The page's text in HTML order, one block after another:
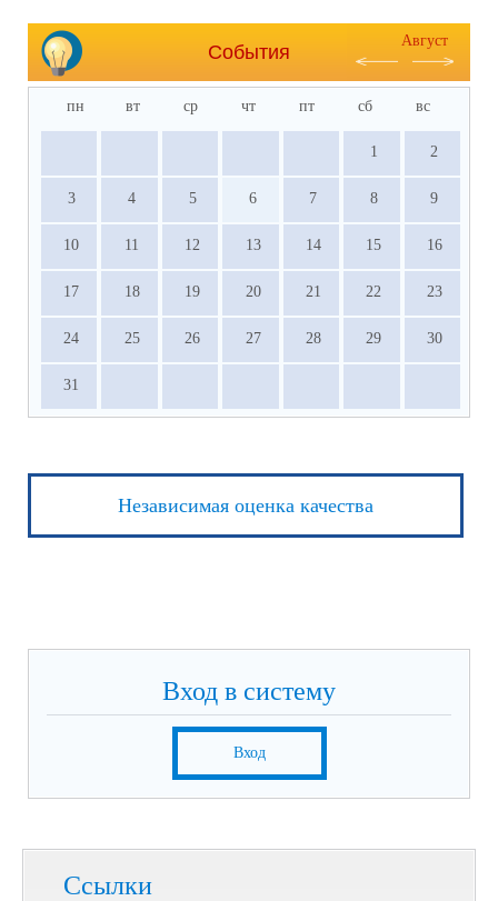
События
Август
пн вт ср чт пт сб вс
1 2
3 4 5 6 7 8 9
10 11 12 13 14 15 16
17 18 19 20 21 22 23
24 25 26 27 28 29 30
31
Независимая оценка качества
Вход в систему
Вход
Ссылки